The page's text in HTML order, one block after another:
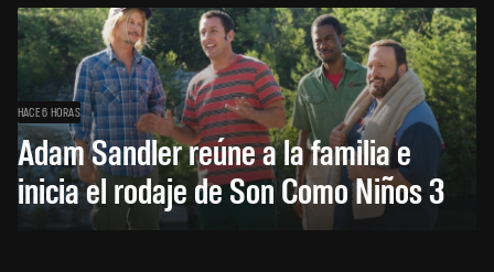
HACE 6 HORAS
Adam Sandler reúne a la familia e
inicia el rodaje de Son Como Niños 3